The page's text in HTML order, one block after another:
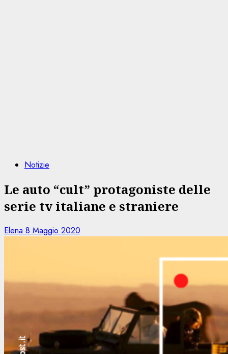
Notizie
Le auto “cult” protagoniste delle
serie tv italiane e straniere
Elena 8 Maggio 2020